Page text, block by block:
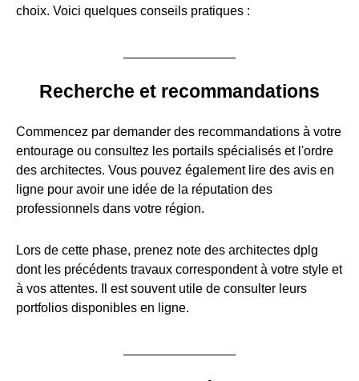
choix. Voici quelques conseils pratiques :
Recherche et recommandations
Commencez par demander des recommandations à votre
entourage ou consultez les portails spécialisés et l'ordre
des architectes. Vous pouvez également lire des avis en
ligne pour avoir une idée de la réputation des
professionnels dans votre région.
Lors de cette phase, prenez note des architectes dplg
dont les précédents travaux correspondent à votre style et
à vos attentes. Il est souvent utile de consulter leurs
portfolios disponibles en ligne.